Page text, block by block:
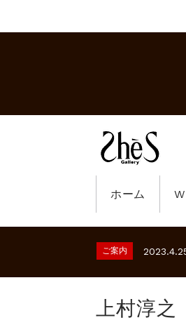
ホーム
2023.2.25
ご案内
ご案内 2023.4.25
上村淳之